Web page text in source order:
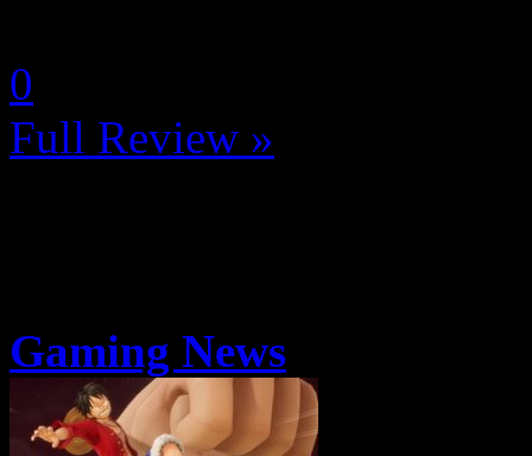
0
Full Review »
Gaming News